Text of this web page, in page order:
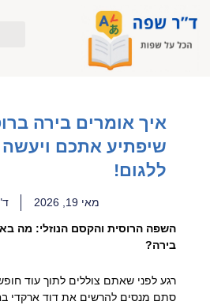
לתוכן
איך אומרים בירה
שיפתיע אתכם
ללגום!
מאי 19, 2026
השפה הרוסית והקסם הנוזלי: מה
בירה?
רגע לפני שאתם צוללים לתוך עוד
סתם מנסים להרשים את דוד ארקדי